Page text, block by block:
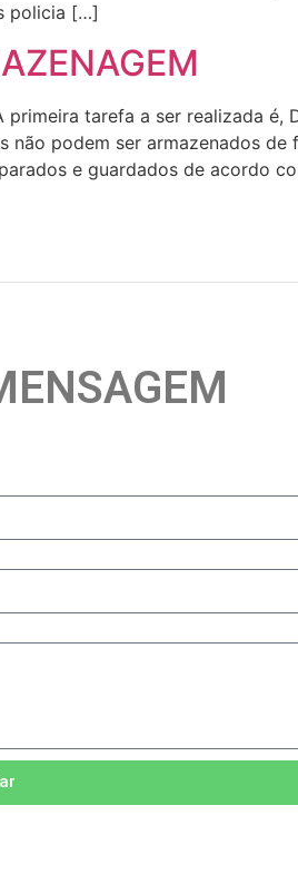
policia […]
tarefa a ser realizada é,
não podem ser armazenados
e guardados de acordo